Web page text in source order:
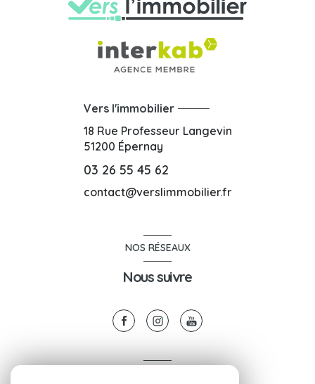
Vers l'immobilier
18 Rue Professeur Langevin
51200 Épernay
03 26 55 45 62
contact@verslimmobilier.fr
NOS RÉSEAUX
Nous suivre